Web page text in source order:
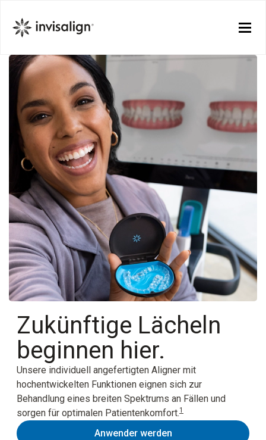
Zukünftige Lächeln
beginnen hier.
Unsere individuell angefertigten Aligner mit
hochentwickelten Funktionen eignen sich zur
Behandlung eines breiten Spektrums an Fällen und
sorgen für optimalen Patientenkomfort.1
Anwender werden